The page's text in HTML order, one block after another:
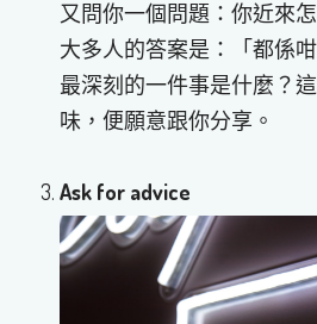
又問你一個問題：你近來
大多人的答案是：「都係
最深刻的一件事是什麼？
味，便願意跟你分享。
Ask for advice